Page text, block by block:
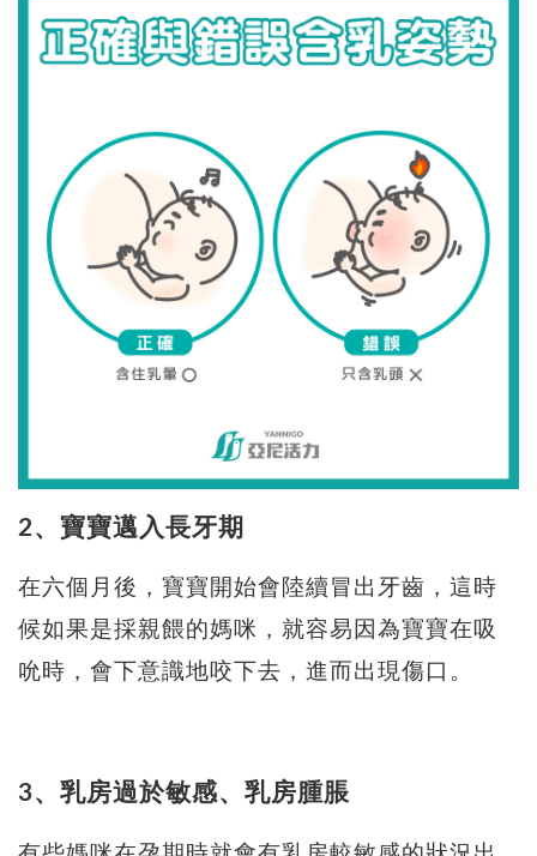
2、寶寶邁入長牙期
在六個月後，寶寶開始會陸續冒出牙齒，這時
候如果是採親餵的媽咪，就容易因為寶寶在吸
吮時，會下意識地咬下去，進而出現傷口。
3、乳房過於敏感、乳房腫脹